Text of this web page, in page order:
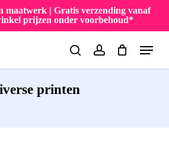
maatwerk | Gratis verzending vanaf
prijzen onder voorbehoud*
searchaccount
Menu
printen
Filters